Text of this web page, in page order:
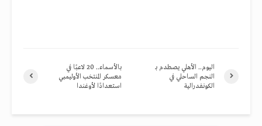
بالأسماء.. 20 لاعبًا في
معسكر المنتخب الأوليمبي
استعدادًا لأوغندا
اليوم.. الأهلي يصطدم بـ
النجم الساحلي في
الكونفدرالية